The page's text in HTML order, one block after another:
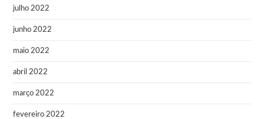
julho 2022
junho 2022
maio 2022
abril 2022
março 2022
fevereiro 2022